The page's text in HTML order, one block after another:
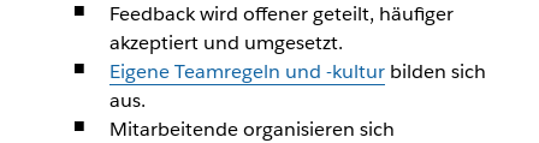
Feedback wird offener geteilt, häufiger
akzeptiert und umgesetzt.
Eigene Teamregeln und -kulturbilden sich
aus.
Mitarbeitende organisieren sich